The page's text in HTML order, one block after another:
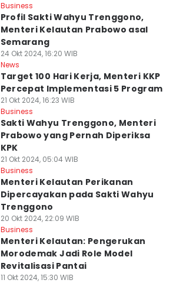
Business
Profil Sakti Wahyu Trenggono,
Menteri Kelautan Prabowo asal
Semarang
24 Okt 2024, 16:20 WIB
News
Target 100 Hari Kerja, Menteri KKP
Percepat Implementasi 5 Program
21 Okt 2024, 16:23 WIB
Business
Sakti Wahyu Trenggono, Menteri
Prabowo yang Pernah Diperiksa
KPK
21 Okt 2024, 05:04 WIB
Business
Menteri Kelautan Perikanan
Dipercayakan pada Sakti Wahyu
Trenggono
20 Okt 2024, 22:09 WIB
Business
Menteri Kelautan: Pengerukan
Morodemak Jadi Role Model
Revitalisasi Pantai
11 Okt 2024, 15:30 WIB